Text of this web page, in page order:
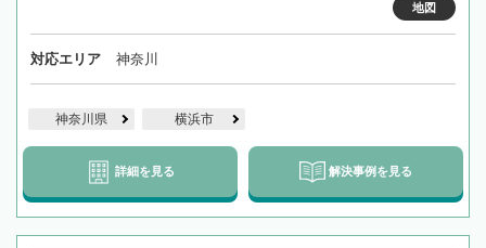
地図
対応エリア 神奈川
神奈川県 横浜市
詳細を見る 解決事例を見る